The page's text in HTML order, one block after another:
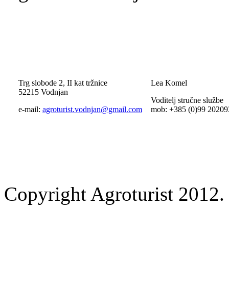
Trg slobode 2, II kat tržnice
52215 Vodnjan
e-mail: agroturist.vodnjan@gmail.com
Lea Komel
Voditelj stručne službe
mob: +385 (0)99
Copyright Agroturist 2012.